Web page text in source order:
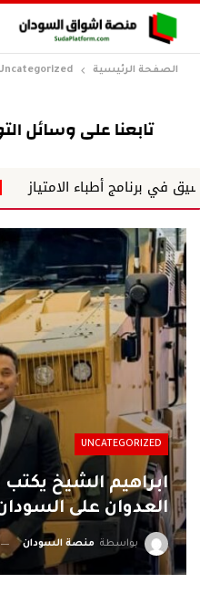
الصفحة الرئيسية
الامتياز والي نهر
UNCATEGORIZED
ابراهيم الشيخ
العدوان على
بواسطة منصة السودان